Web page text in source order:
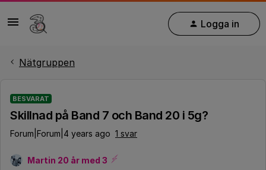
Logga in
Nätgruppen
BESVARAT
Skillnad på Band 7 och Band 20 i 5g?
Forum|Forum|4 years ago 1 svar
Martin 20 år med 3